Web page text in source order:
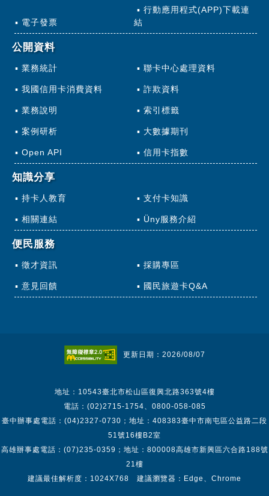
電子發票
行動應用程式(APP)下載連
結
公開資料
業務統計 聯卡中心處理資料
我國信用卡消費資料 詐欺資料
業務說明 索引標籤
案例研析 大數據期刊
Open API 信用卡指數
知識分享
持卡人教育 支付卡知識
相關連結 Üny服務介紹
便民服務
徵才資訊 採購專區
意見回饋 國民旅遊卡Q&A
更新日期：2026/08/07
地址：10543臺北市松山區復興北路363號4樓
電話：(02)2715-1754、0800-058-085
臺中辦事處電話：(04)2327-0730；地址：408383臺中市南屯區公益路二段
51號16樓B2室
高雄辦事處電話：(07)235-0359；地址：800008高雄市新興區六合路188號
21樓
建議最佳解析度：1024X768 建議瀏覽器：Edge、Chrome